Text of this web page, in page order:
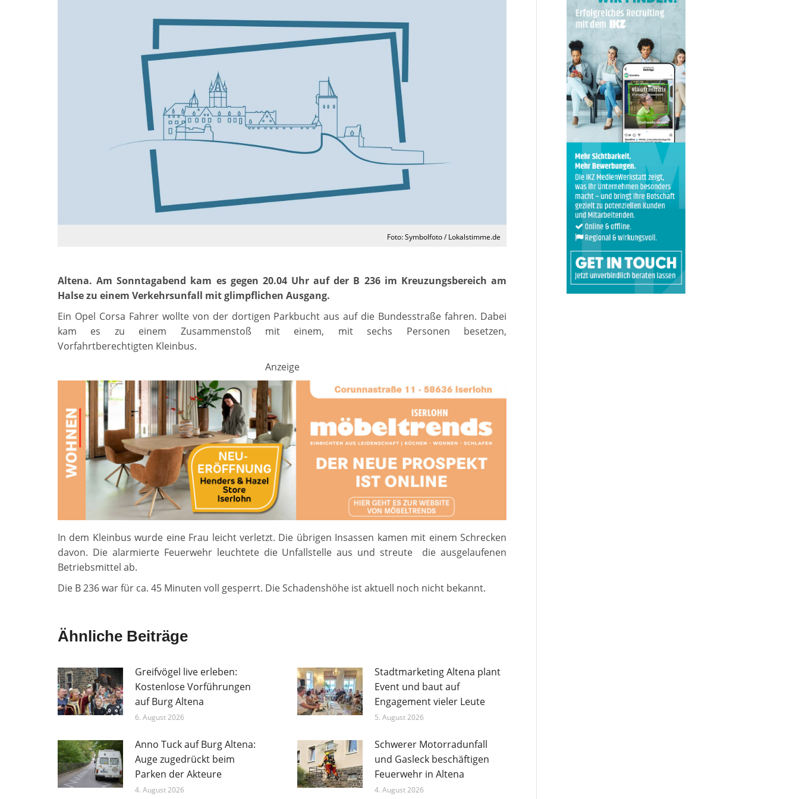
Foto: Symbolfoto / Lokalstimme.de
Altena. Am Sonntagabend kam es gegen 20.04 Uhr auf der B 236 im Kreuzungsbereich am
Halse zu einem Verkehrsunfall mit glimpflichen Ausgang.
Ein Opel Corsa Fahrer wollte von der dortigen Parkbucht aus auf die Bundesstraße fahren. Dabei
kam es zu einem Zusammenstoß mit einem, mit sechs Personen besetzen,
Vorfahrtberechtigten Kleinbus.
Anzeige
In dem Kleinbus wurde eine Frau leicht verletzt. Die übrigen Insassen kamen mit einem Schrecken
davon. Die alarmierte Feuerwehr leuchtete die Unfallstelle aus und streute die ausgelaufenen
Betriebsmittel ab.
Die B 236 war für ca. 45 Minuten voll gesperrt. Die Schadenshöhe ist aktuell noch nicht bekannt.
Ähnliche Beiträge
Greifvögel live erleben:
Kostenlose Vorführungen
auf Burg Altena
6. August 2026
Stadtmarketing Altena plant
Event und baut auf
Engagement vieler Leute
5. August 2026
Anno Tuck auf Burg Altena:
Auge zugedrückt beim
Parken der Akteure
4. August 2026
Schwerer Motorradunfall
und Gasleck beschäftigen
Feuerwehr in Altena
4. August 2026